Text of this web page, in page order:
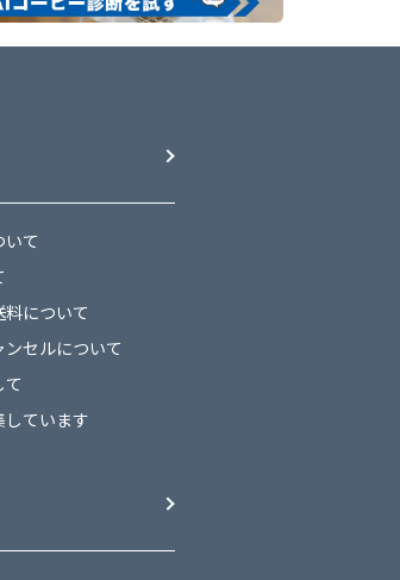
いて
料について
セルについて
て
しています